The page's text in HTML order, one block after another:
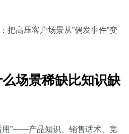
把高压客户场景从”偶发事件”变
场景稀缺比知识缺
用”——产品知识、销售话术、竞